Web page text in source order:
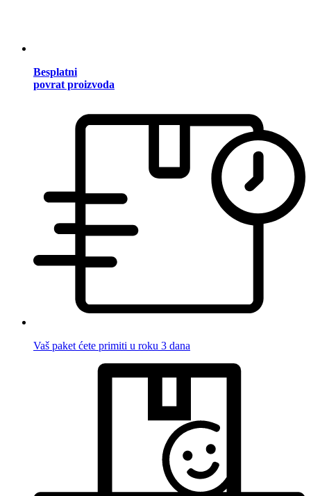
Besplatni
povrat proizvoda
Vaš paket ćete primiti u roku 3 dana